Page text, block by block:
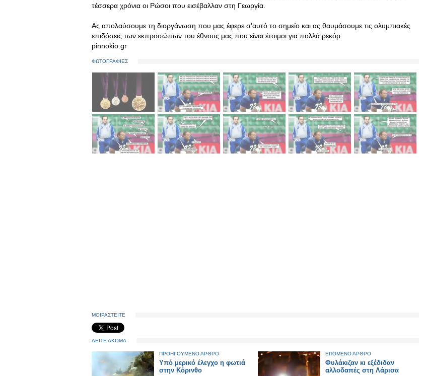
τέσσερα χρόνια οι Ρώσοι που εισέβαλλαν στη Γεωργία.
Ας απολαύσουμε τη διοργάνωση που μας έφερε σ’αυτό το σημείο και ας θαυμάσουμε τις ολυμπιακές
επιδόσεις των εκπροσώπων του έθνους μας που είναι έτοιμοι για πολλά ρεκόρ:
pinnokio.gr
ΦΩΤΟΓΡΑΦΙΕΣ
ΜΟΙΡΑΣΤΕΙΤΕ
ΔΕΙΤΕ ΑΚΟΜΑ
ΠΡΟΗΓΟΥΜΕΝΟ ΑΡΘΡΟ
Υπό μερικό έλεγχο η φωτιά
στην Κόρινθο
ΕΠΟΜΕΝΟ ΑΡΘΡΟ
Φυλάκιζαν κι εξέδιδαν
αλλοδαπές στη Λάρισα